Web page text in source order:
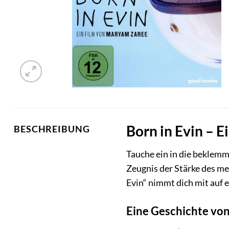
BESCHREIBUNG Born in Evin –
Tauche ein in die
Zeugnis der Stärke des
Evin“ nimmt dich mit auf
Eine Geschichte